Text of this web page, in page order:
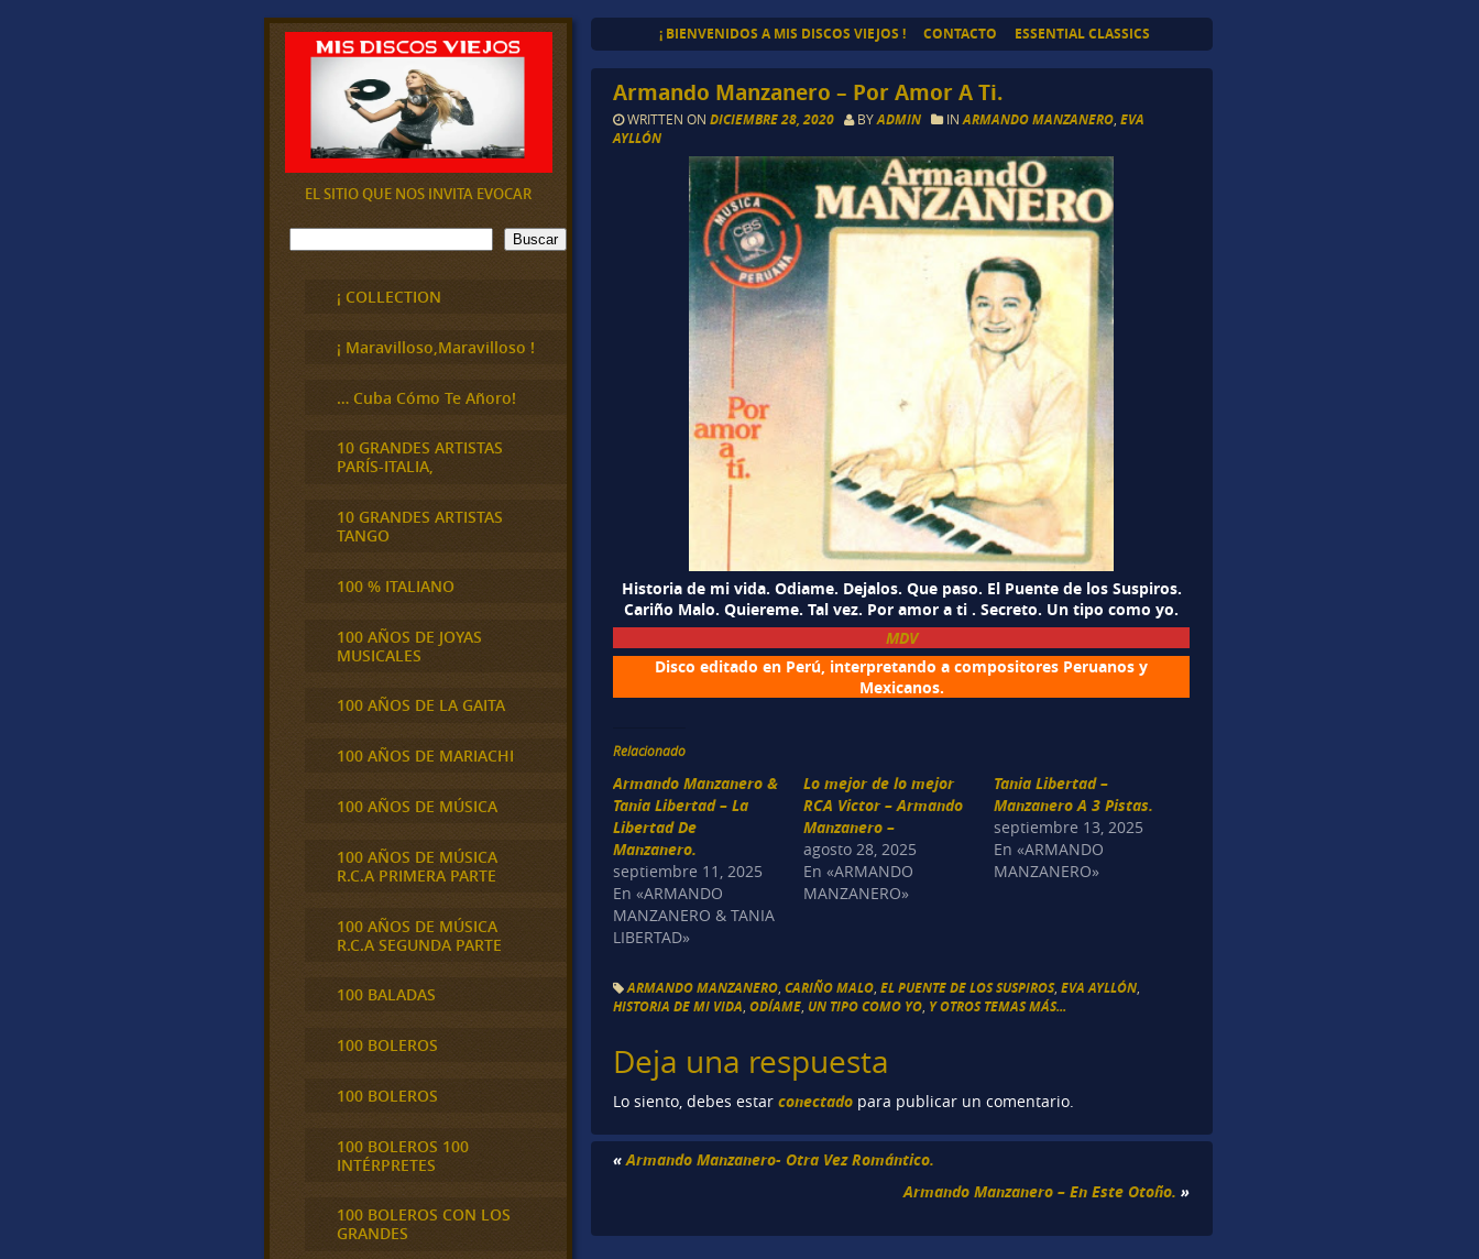
¡ BIENVENIDOS A MIS DISCOS VIEJOS ! CONTACTO ESSENTIAL CLASSICS
Armando Manzanero – Por Amor A Ti.
WRITTEN ONDICIEMBRE 28, 2020 BYADMIN INARMANDO MANZANERO ,EVA
AYLLÓN
Historia de mi vida. Odiame. Dejalos. Que paso. El Puente de los Suspiros.
Cariño Malo. Quiereme. Tal vez. Por amor a ti . Secreto. Un tipo como yo.
MDV
Disco editado en Perú, interpretando a compositores Peruanos y
Mexicanos.
Relacionado
Armando Manzanero &
Tania Libertad – La
Libertad De
Manzanero.
septiembre 11, 2025
En «ARMANDO
MANZANERO & TANIA
LIBERTAD»
Lo mejor de lo mejor
RCA Victor – Armando
Manzanero –
agosto 28, 2025
En «ARMANDO
MANZANERO»
Tania Libertad –
Manzanero A 3 Pistas.
septiembre 13, 2025
En «ARMANDO
MANZANERO»
ARMANDO MANZANERO,CARIÑO MALO,EL PUENTE DE LOS SUSPIROS,EVA AYLLÓN,
HISTORIA DE MI VIDA,ODÍAME, UN TIPO COMO YO, Y OTROS TEMAS MÁS...
Deja una respuesta
Lo siento, debes estarconectado para publicar un comentario.
«Armando Manzanero- Otra Vez Romántico.
Armando Manzanero – En Este Otoño. »
EL SITIO QUE NOS INVITA EVOCAR
B
u
Buscar
¡ COLLECTION
¡ Maravilloso,Maravilloso !
… Cuba Cómo Te Añoro!
10 GRANDES ARTISTAS
PARÍS-ITALIA,
10 GRANDES ARTISTAS
TANGO
100 % ITALIANO
100 AÑOS DE JOYAS
MUSICALES
100 AÑOS DE LA GAITA
100 AÑOS DE MARIACHI
100 AÑOS DE MÚSICA
100 AÑOS DE MÚSICA
R.C.A PRIMERA PARTE
100 AÑOS DE MÚSICA
R.C.A SEGUNDA PARTE
100 BALADAS
100 BOLEROS
100 BOLEROS
100 BOLEROS 100
INTÉRPRETES
100 BOLEROS CON LOS
GRANDES